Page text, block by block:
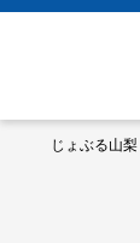
じょぶる山梨